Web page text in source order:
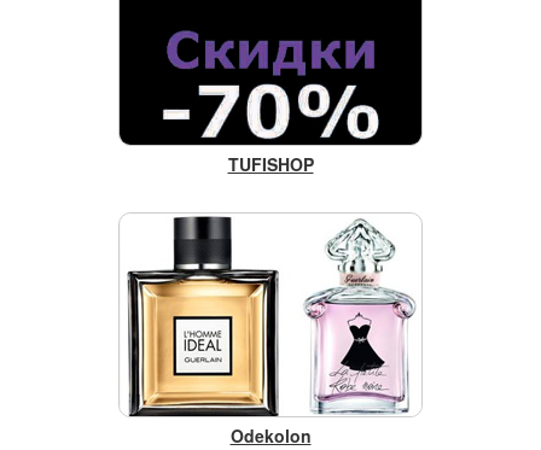
TUFISHOP
Odekolon